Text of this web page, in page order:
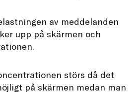
av meddelanden
upp på skärmen och
störs då det
på skärmen medan man